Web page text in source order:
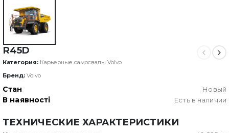
R45D
Категория: Карьерные самосвалы Volvo
Бренд: Volvo
Стан Новый
В наявності Есть в наличии
ТЕХНИЧЕСКИЕ ХАРАКТЕРИСТИКИ